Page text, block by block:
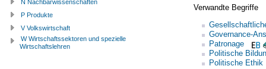
Verwandte Begriffe
Governance-
Patronage
Politische
Politische Ethik
N Nachbarwissenschaften
P Produkte
V Volkswirtschaft
W Wirtschaftssektoren und spezielle
Wirtschaftslehren